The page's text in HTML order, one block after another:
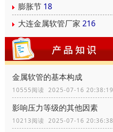
膨胀节 18
大连金属软管厂家 216
金属软管的基本构成
10555阅读 2025-07-16 20:38:19
影响压力等级的其他因素
10213阅读 2025-07-16 20:36:38